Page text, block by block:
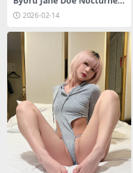
绝区零 简·杜 漪光夜曲[63P-3
1V-3.57G]
2026-02-14